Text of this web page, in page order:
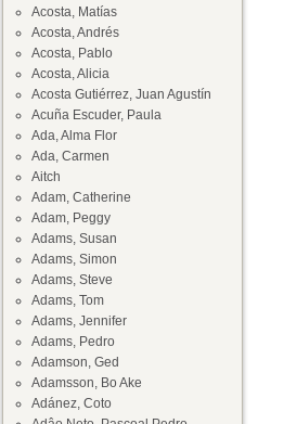
Acosta, Matías
Acosta, Andrés
Acosta, Pablo
Acosta, Alicia
Acosta Gutiérrez, Juan Agustín
Acuña Escuder, Paula
Ada, Alma Flor
Ada, Carmen
Aitch
Adam, Catherine
Adam, Peggy
Adams, Susan
Adams, Simon
Adams, Steve
Adams, Tom
Adams, Jennifer
Adams, Pedro
Adamson, Ged
Adamsson, Bo Ake
Adánez, Coto